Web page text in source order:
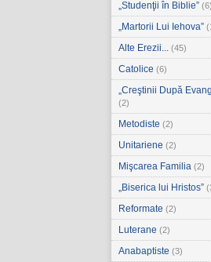
„Studenţii în Biblie” (6)
„Martorii Lui Iehova”
Alte Erezii... (45)
Catolice (6)
„Creştinii După
(2)
Metodiste (2)
Unitariene (2)
Mişcarea Familia (2)
„Biserica lui Hristos”
Reformate (2)
Luterane (2)
Anabaptiste (3)